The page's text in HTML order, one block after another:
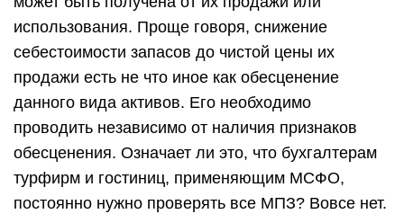
использования. Проще говоря, снижение
себестоимости запасов до чистой цены их
продажи есть не что иное как обесценение
данного вида активов. Его необходимо
проводить независимо от наличия признаков
обесценения. Означает ли это, что бухгалтерам
турфирм и гостиниц, применяющим МСФО,
постоянно нужно проверять все МПЗ? Вовсе нет.